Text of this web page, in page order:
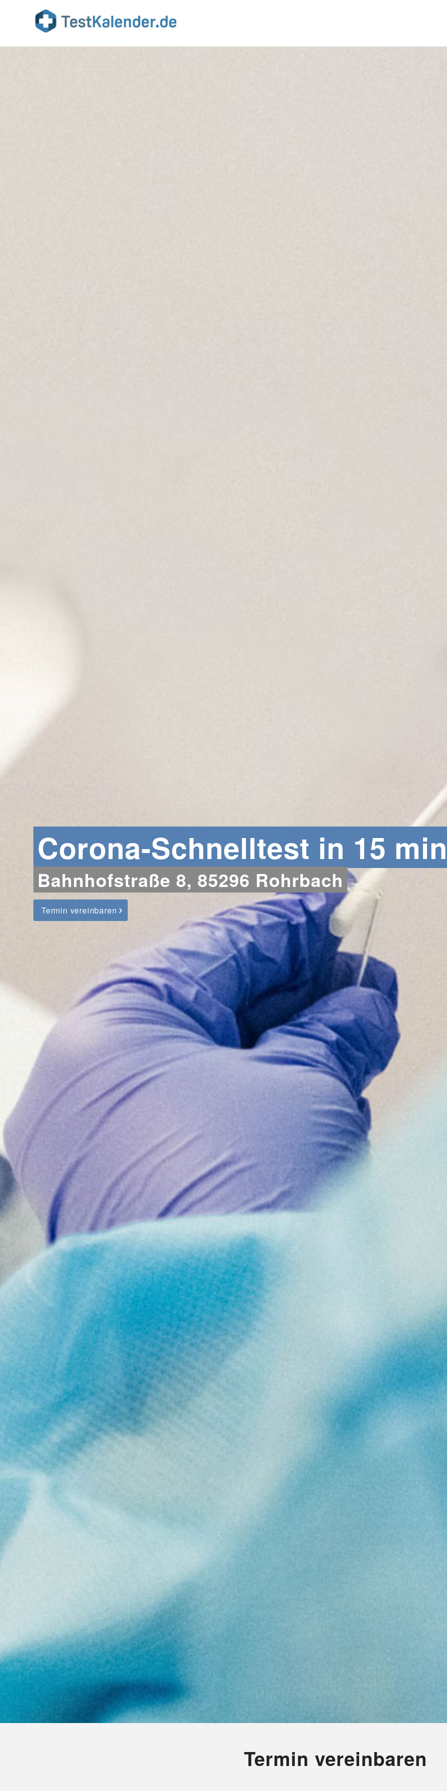
Corona-Schnelltest in 15
Bahnhofstraße 8, 85296 Rohrbach
Termin vereinbaren
Termin vereinbaren